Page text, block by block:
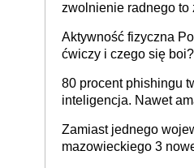
zwolnienie radnego to
rozstrzygać sprawy
Aktywność fizyczna
ćwiczy i czego się
80 procent phishingu
inteligencja. Nawet
Zamiast jednego
mazowieckiego 3